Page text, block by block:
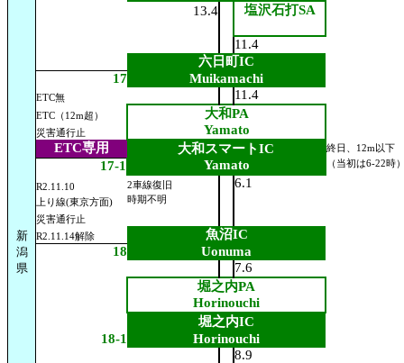
新
潟
県
13.4
塩沢石打SA
11.4
六日町IC
17
Muikamachi
ETC無 11.4
ETC（12m超） 大和PA
災害通行止
Yamato
ETC専用
大和スマートIC 終日、12m以下
17-1 Yamato （当初は6-22時
R2.11.10 2車線復旧 6.1
上り線(東京方面)
時期不明
災害通行止
R2.11.14解除
魚沼IC
18
Uonuma
7.6
堀之内PA
Horinouchi
堀之内IC
18-1
Horinouchi
8.9